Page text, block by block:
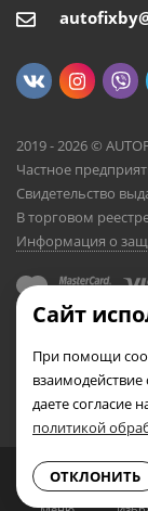
2019 - 2026 ©
Частное
Свидетельство
В торговом
Информация о
Сайт
При помощи
даете согласие
политикой
ОТКЛОНИТЬ